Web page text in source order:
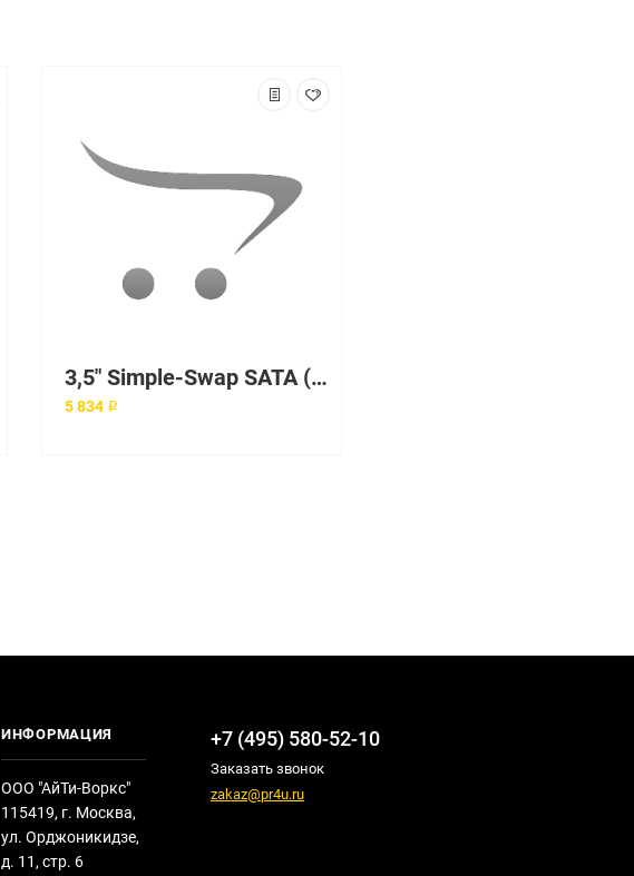
3,5" Simple-Swap SATA (models 22x, 32x, and C2x)
5 834 ₽
ИНФОРМАЦИЯ
ООО "АйТи-Воркс"
115419, г. Москва,
ул. Орджоникидзе,
д. 11, стр. 6
+7 (495) 580-52-10
Заказать звонок
zakaz@pr4u.ru